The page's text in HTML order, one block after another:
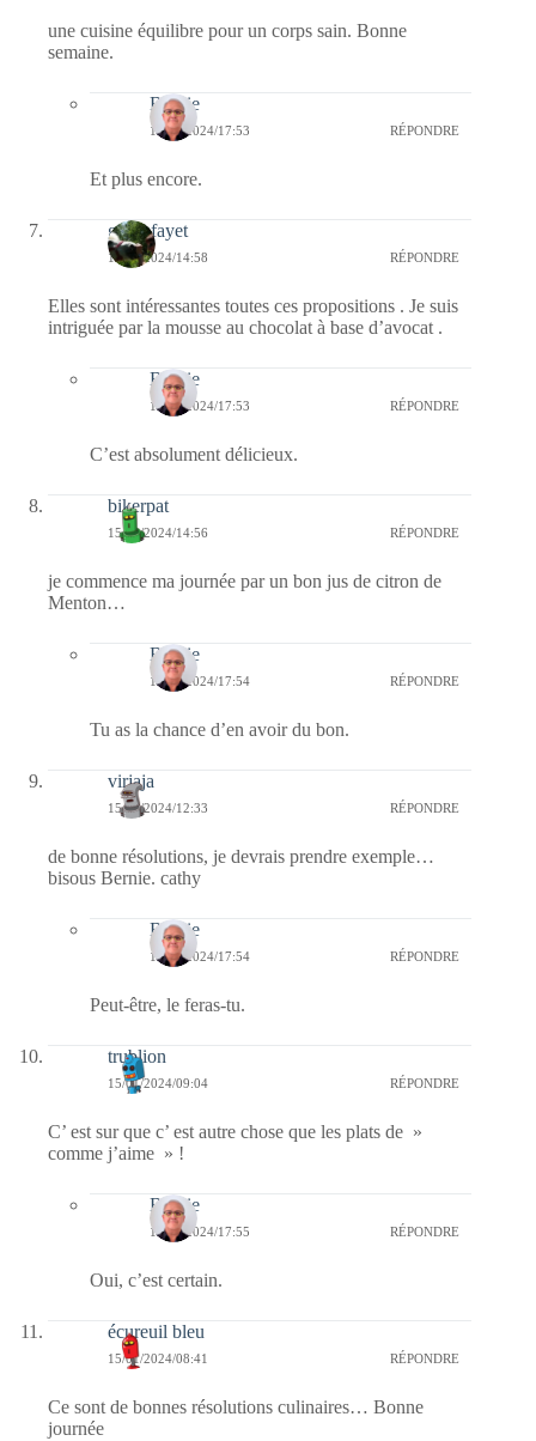
une cuisine équilibre pour un corps sain. Bonne
semaine.
Bernie
15/01/2024/17:53 RÉPONDRE
Et plus encore.
giselefayet
15/01/2024/14:58 RÉPONDRE
Elles sont intéressantes toutes ces propositions . Je suis
intriguée par la mousse au chocolat à base d’avocat .
Bernie
15/01/2024/17:53 RÉPONDRE
C’est absolument délicieux.
bikerpat
15/01/2024/14:56 RÉPONDRE
je commence ma journée par un bon jus de citron de
Menton…
Bernie
15/01/2024/17:54 RÉPONDRE
Tu as la chance d’en avoir du bon.
virjaja
15/01/2024/12:33 RÉPONDRE
de bonne résolutions, je devrais prendre exemple…
bisous Bernie. cathy
Bernie
15/01/2024/17:54 RÉPONDRE
Peut-être, le feras-tu.
trublion
15/01/2024/09:04 RÉPONDRE
C’ est sur que c’ est autre chose que les plats de »
comme j’aime » !
Bernie
15/01/2024/17:55 RÉPONDRE
Oui, c’est certain.
écureuil bleu
15/01/2024/08:41 RÉPONDRE
Ce sont de bonnes résolutions culinaires… Bonne
journée